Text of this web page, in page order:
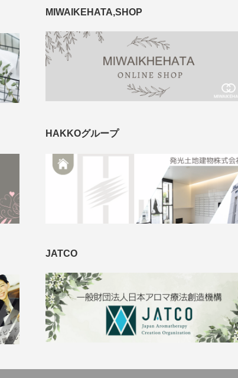
MIWAIKEHATA,SHOP
HAKKOグループ
JATCO